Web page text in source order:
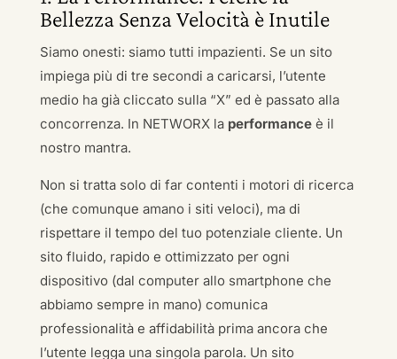
Bellezza Senza Velocità è Inutile
Siamo onesti: siamo tutti impazienti. Se un sito
impiega più di tre secondi a caricarsi, l’utente
medio ha già cliccato sulla “X” ed è passato alla
concorrenza. In NETWORX la performanceè il
nostro mantra.
Non si tratta solo di far contenti i motori di ricerca
(che comunque amano i siti veloci), ma di
rispettare il tempo del tuo potenziale cliente. Un
sito fluido, rapido e ottimizzato per ogni
dispositivo (dal computer allo smartphone che
abbiamo sempre in mano) comunica
professionalità e affidabilità prima ancora che
l’utente legga una singola parola. Un sito